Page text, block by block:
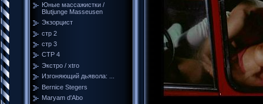
Юные массажистки /
Blutjunge Masseusen
Экзорцист
стр 2
стр 3
СТР 4
Экстро / xtro
Изгоняющий дьявола: ...
Bernice Stegers
Maryam d'Abo